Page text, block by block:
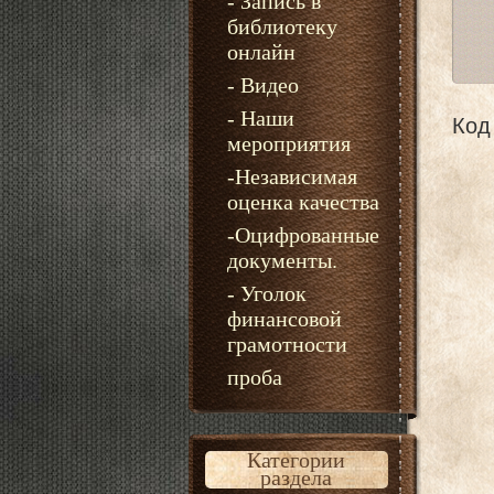
библиотеку
онлайн
- Видео
- Наши
мероприятия
-Независимая
оценка качества
-Оцифрованные
документы.
- Уголок
финансовой
грамотности
проба
Категории
раздела